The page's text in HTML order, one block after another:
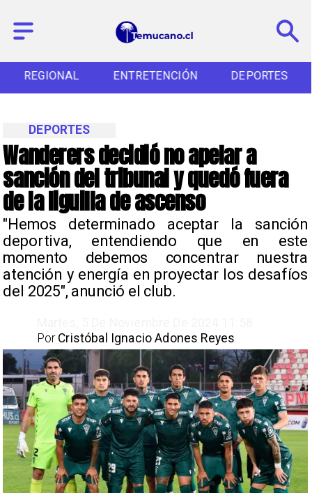
REGIONAL ENTRETENCIÓN DEPORTES
Wanderers decidió no apelar a
sanción del tribunal y quedó fuera
de la liguilla de ascenso
​"Hemos determinado aceptar la sanción
deportiva, entendiendo que en este
momento debemos concentrar nuestra
atención y energía en proyectar los desafíos
del 2025", anunció el club.
DEPORTES
Cristóbal Ignacio Adones Reyes
Por